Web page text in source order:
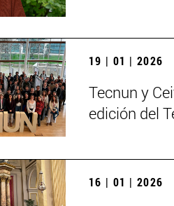
19 | 01 | 2026
Tecnun y
edición del
16 | 01 | 2026